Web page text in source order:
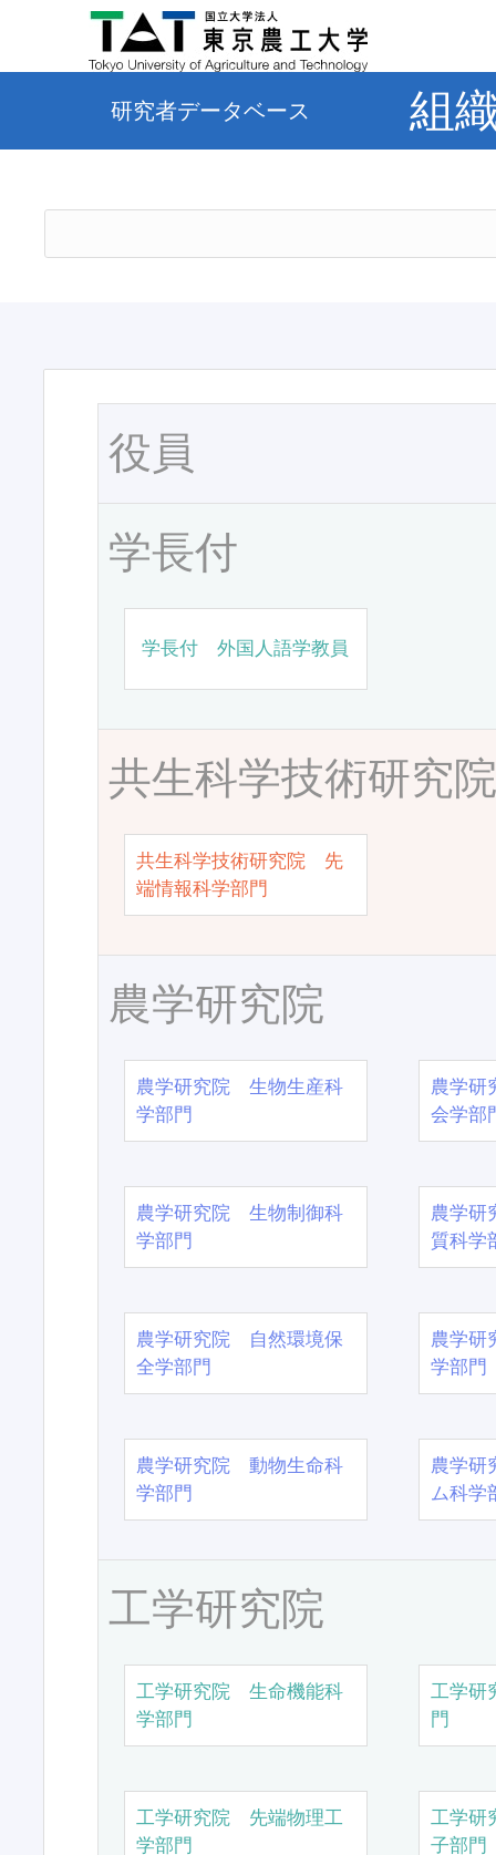
研究者データベース 組
役員
学長付
学長付 外国人語学教員
共生科学技術研究
共生科学技術研究院 先
端情報科学部門
農学研究院
農学研究院 生物生産科
学部門
農学
会学部
農学研究院 生物制御科
学部門
農学
質科学
農学研究院 自然環境保
全学部門
農学
学部門
農学研究院 動物生命科
学部門
農学
ム科学
工学研究院
工学研究院 生命機能科
学部門
工学研
門
工学研究院 先端物理工
学部門
工学研
子部門